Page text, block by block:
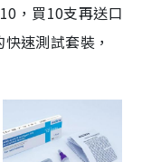
，買10支再送口
速測試套裝，